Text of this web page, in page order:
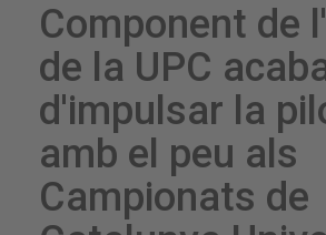
Component de
de la UPC
d'impulsar la
amb el peu als
Campionats de